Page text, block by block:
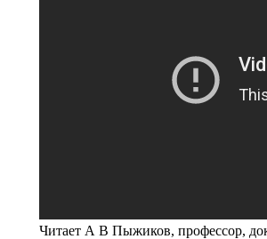
Читает А В Пыжиков, профессор,